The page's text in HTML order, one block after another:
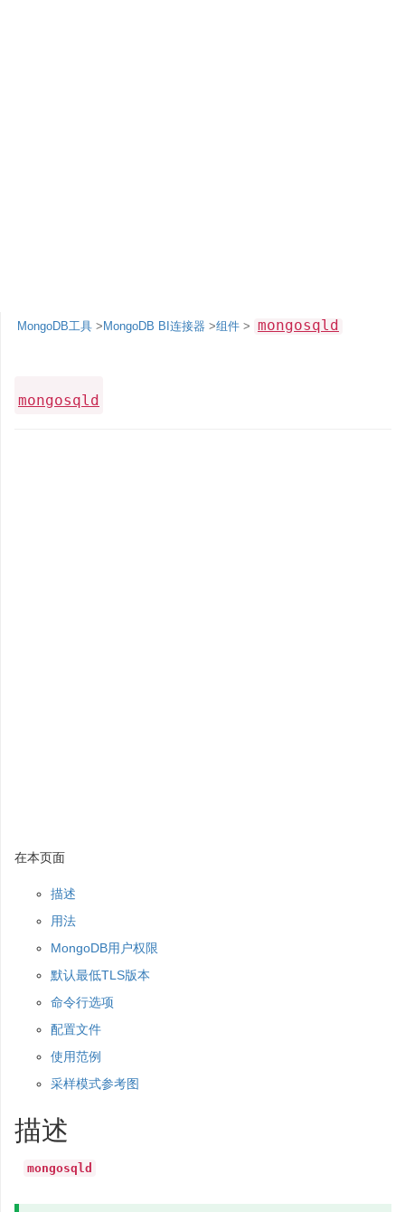
MongoDB工具 > MongoDB BI连接器 >组件 > mongosqld
mongosqld
在本页面
描述
用法
MongoDB用户权限
默认最低TLS版本
命令行选项
配置文件
使用范例
采样模式参考图
描述
mongosqld